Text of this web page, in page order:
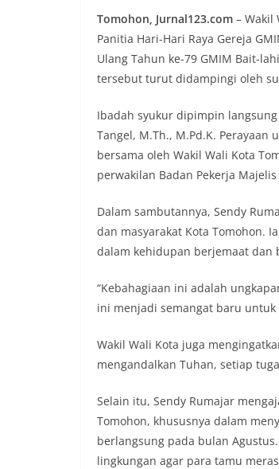
Tomohon, Jurnal123.com – Wakil
Panitia Hari-Hari Raya Gereja
Ulang Tahun ke-79 GMIM Bait-
tersebut turut didampingi oleh
Ibadah syukur dipimpin
Tangel, M.Th., M.Pd.K.
bersama oleh Wakil Wali Kota
perwakilan Badan Pekerja Majelis
Dalam sambutannya, Sendy
dan masyarakat Kota Tomohon.
dalam kehidupan berjemaat dan
“Kebahagiaan ini adalah
ini menjadi semangat baru
Wakil Wali Kota juga
mengandalkan Tuhan, setiap
Selain itu, Sendy Rumajar
Tomohon, khususnya dalam
berlangsung pada bulan
lingkungan agar para tamu